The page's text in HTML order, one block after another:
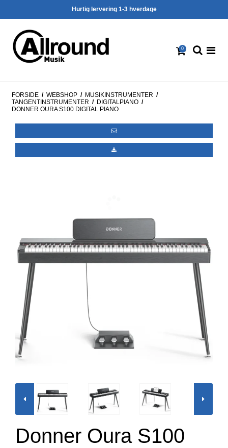
Hurtig lervering 1-3 hverdage
0
FORSIDE / WEBSHOP / MUSIKINSTRUMENTER /
TANGENTINSTRUMENTER / DIGITALPIANO /
DONNER OURA S100 DIGITAL PIANO
Donner Oura S100